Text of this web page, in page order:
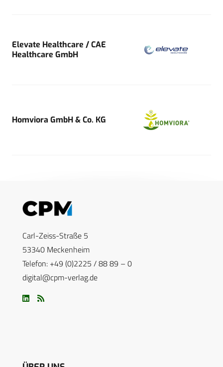
Elevate Healthcare / CAE
Healthcare GmbH
Homviora GmbH & Co. KG
Carl-Zeiss-Straße 5
53340 Meckenheim
Telefon: +49 (0)2225 / 88 89 – 0
digital@cpm-verlag.de